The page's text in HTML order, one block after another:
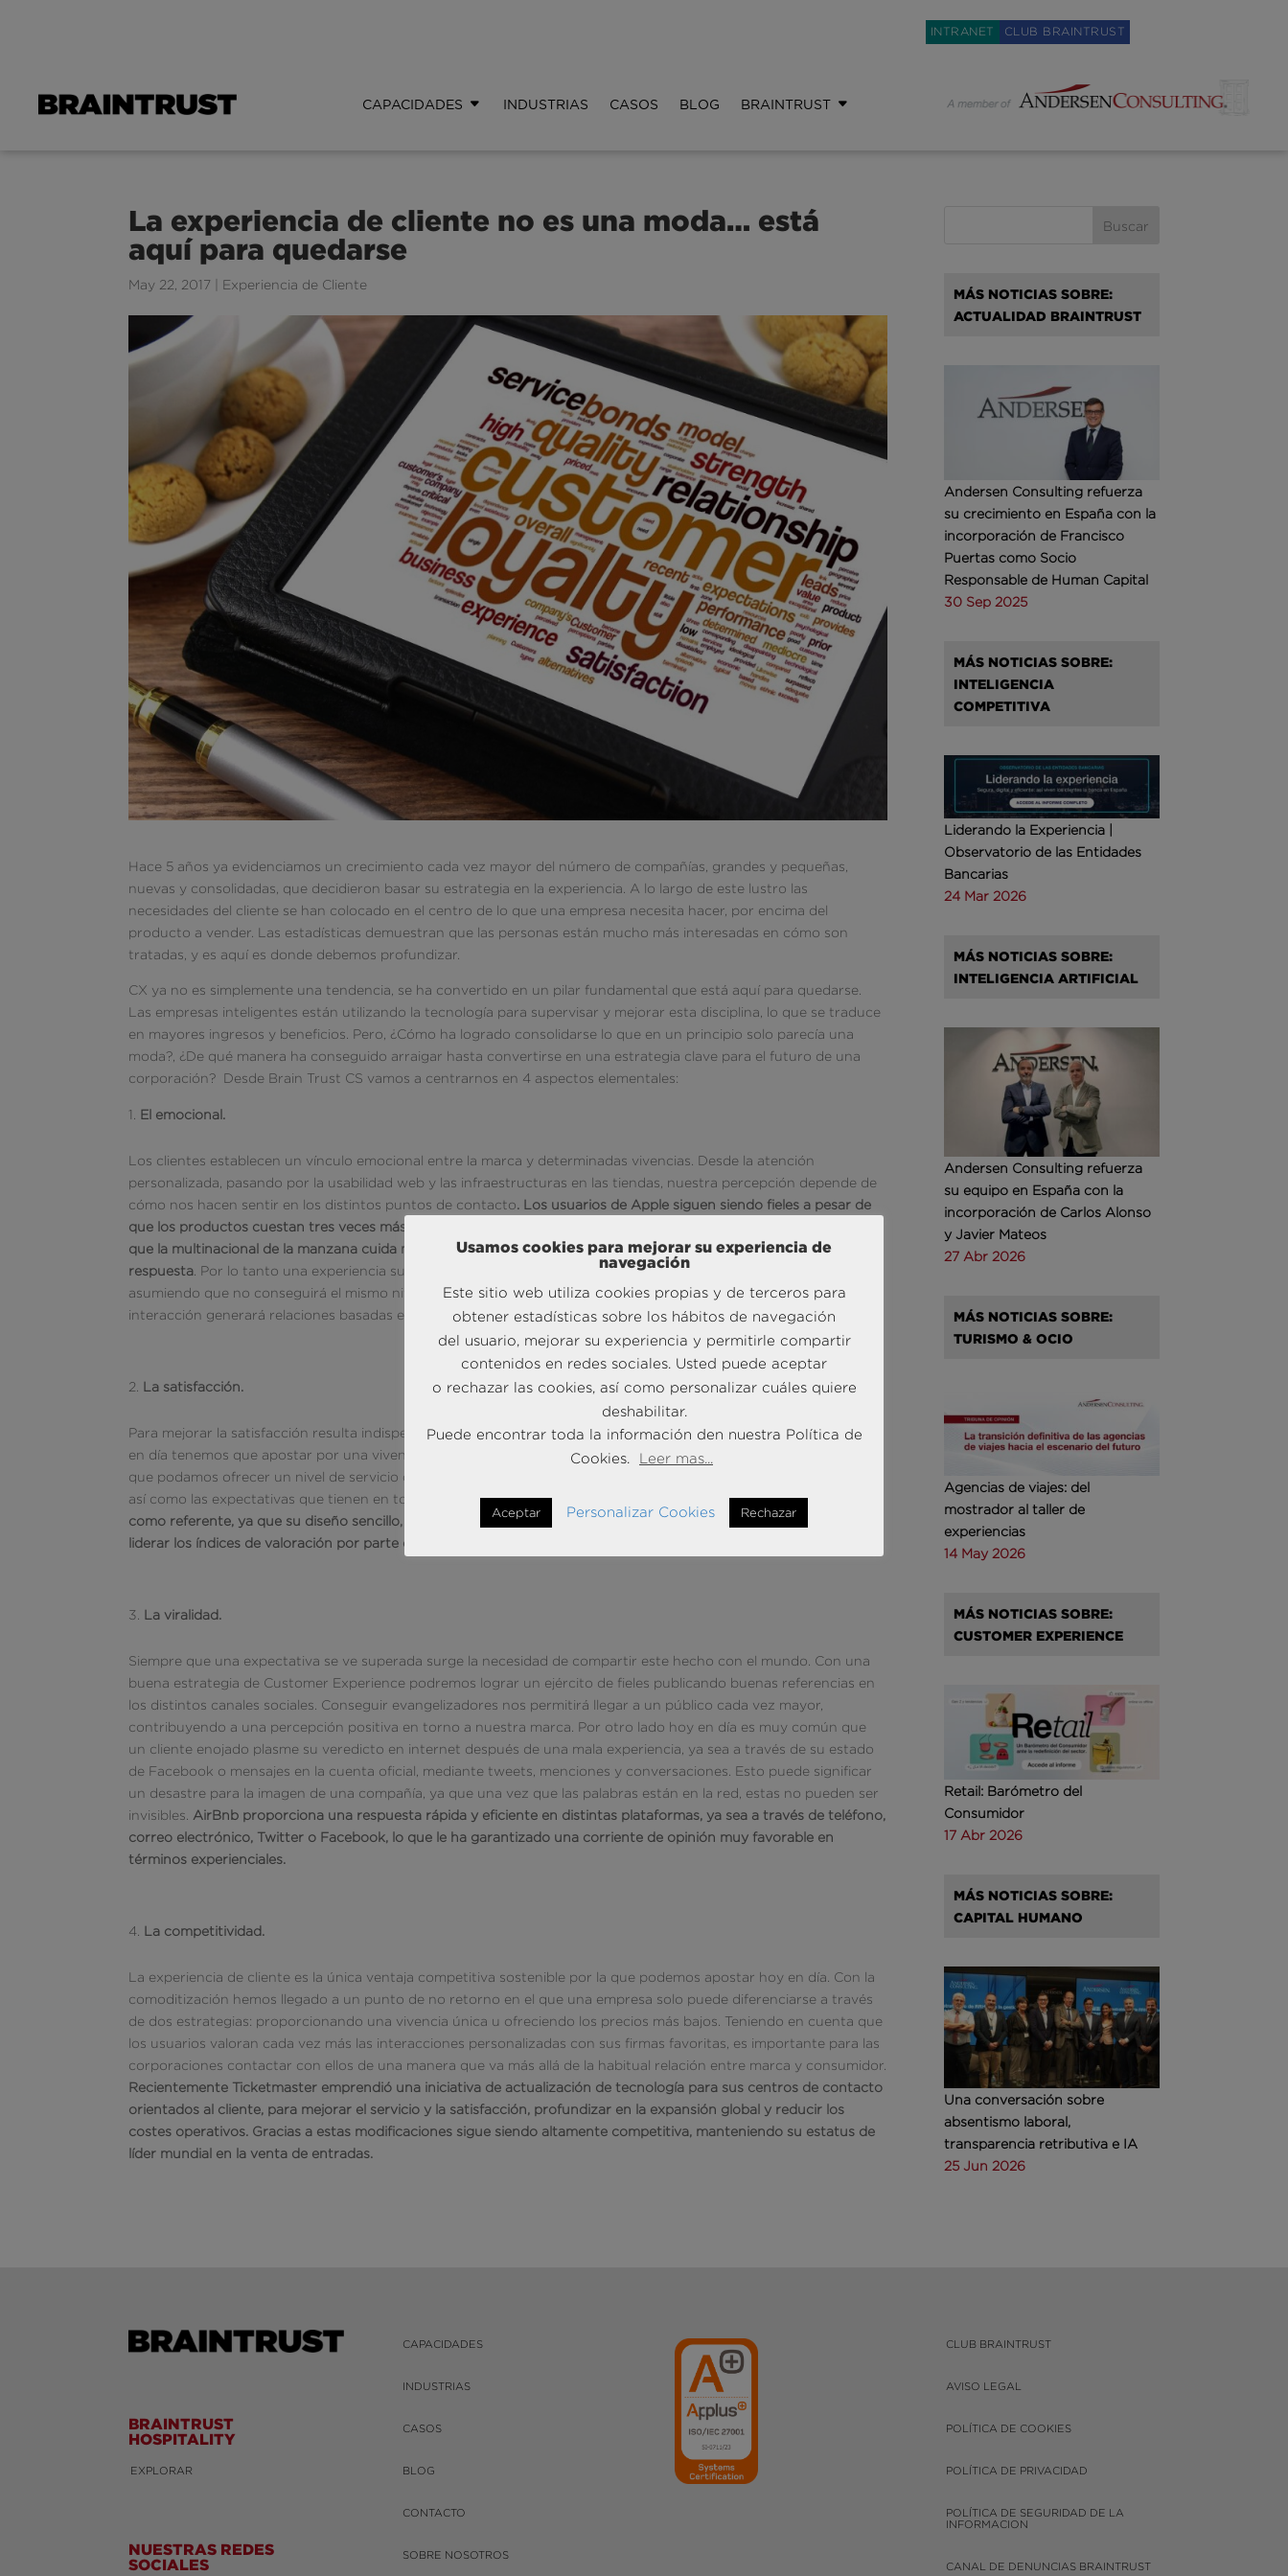
INTRANET CLUB BRAINTRUST
CAPACIDADES INDUSTRIAS CASOS BLOG BRAINTRUST
La experiencia de cliente no es una moda… está
aquí para quedarse
May 22, 2017 Experiencia de Cliente
Hace 5 años ya evidenciamos un crecimiento cada vez mayor del número de compañías, grandes y pequeñas,
nuevas y consolidadas, que decidieron basar su estrategia en la experiencia. A lo largo de este lustro las
necesidades del cliente se han colocado en el centro de lo que una empresa necesita hacer, por encima del
producto a vender. Las estadísticas demuestran que las personas están mucho más interesadas en cómo son
tratadas, y es aquí es donde debemos profundizar.
CX ya no es simplemente una tendencia, se ha convertido en un pilar fundamental que está aquí para quedarse.
Las empresas inteligentes están utilizando la tecnología para supervisar y mejorar esta disciplina, lo que se traduce
en mayores ingresos y beneficios. Pero, ¿Cómo ha logrado consolidarse lo que en un principio solo parecía una
moda?, ¿De qué manera ha conseguido arraigar hasta convertirse en una estrategia clave para el futuro de una
corporación? Desde Brain Trust CS vamos a centrarnos en 4 aspectos elementales:
El emocional.
Los clientes establecen un vínculo emocional entre la marca y determinadas vivencias. Desde la atención
personalizada, pasando por la usabilidad web y las infraestructuras en las tiendas, nuestra percepción depende de
cómo nos hacen sentir en los distintos puntos de contacto. Los usuarios de Apple siguen siendo fieles a pesar de
que los productos cuestan tres veces más que otros con características y prestaciones similares. Esto se debe a
que la multinacional de la manzana cuida mucho el ámbito emocional, obteniendo una enorme confianza como
respuesta . Por lo tanto una experiencia superior se convierte en una oferta irresistible para el consumidor,
asumiendo que no conseguirá el mismo nivel de calidad si acude a la competencia. Optimizar debidamente cada
interacción generará relaciones basadas en el compromiso e impulsará la repetición de compra.
La satisfacción.
Para mejorar la satisfacción resulta indispensable desarrollar una correcta estrategia basada en la experiencia. Hoy
en día tenemos que apostar por una vivencia que se desarrolle en todos y cada uno de los touchpoints, de modo
que podamos ofrecer un nivel de servicio óptimo. Por ello debemos conocer que demandan los distintos públicos,
así como las expectativas que tienen en torno a la marca.El caso de la App lanzada por BBVA es digno de tomar
como referente, ya que su diseño sencillo, facilidad de uso y disponibilidad en distintos dispositivos le han llevado a
liderar los índices de valoración por parte de sus clientes.
La viralidad.
Siempre que una expectativa se ve superada surge la necesidad de compartir este hecho con el mundo. Con una
buena estrategia de Customer Experience podremos lograr un ejército de fieles publicando buenas referencias en
los distintos canales sociales. Conseguir evangelizadores nos permitirá llegar a un público cada vez mayor,
contribuyendo a una percepción positiva en torno a nuestra marca. Por otro lado hoy en día es muy común que
un cliente enojado plasme su veredicto en internet después de una mala experiencia, ya sea a través de su estado
de Facebook o mensajes en la cuenta oficial, mediante tweets, menciones y conversaciones. Esto puede significar
un desastre para la imagen de una compañía, ya que una vez que las palabras están en la red, estas no pueden ser
invisibles. AirBnb proporciona una respuesta rápida y eficiente en distintas plataformas, ya sea a través de teléfono,
correo electrónico, Twitter o Facebook, lo que le ha garantizado una corriente de opinión muy favorable en
términos experienciales.
La competitividad.
La experiencia de cliente es la única ventaja competitiva sostenible por la que podemos apostar hoy en día. Con la
comoditización hemos llegado a un punto de no retorno en el que una empresa solo puede diferenciarse a través
de dos estrategias: proporcionando una vivencia única u ofreciendo los precios más bajos. Teniendo en cuenta que
los usuarios valoran cada vez más las interacciones personalizadas con sus firmas favoritas, es importante para las
corporaciones contactar con ellos de una manera que va más allá de la habitual relación entre marca y consumidor.
Recientemente Ticketmaster emprendió una iniciativa de actualización de tecnología para sus centros de contacto
orientados al cliente, para mejorar el servicio y la satisfacción, profundizar en la expansión global y reducir los
costes operativos. Gracias a estas modificaciones sigue siendo altamente competitiva, manteniendo su estatus de
líder mundial en la venta de entradas.
MÁS NOTICIAS SOBRE:
ACTUALIDAD BRAINTRUST
Andersen Consulting refuerza
su crecimiento en España con la
incorporación de Francisco
Puertas como Socio
Responsable de Human Capital
30 Sep 2025
MÁS NOTICIAS SOBRE:
INTELIGENCIA
COMPETITIVA
Liderando la Experiencia |
Observatorio de las Entidades
Bancarias
24 Mar 2026
MÁS NOTICIAS SOBRE:
INTELIGENCIA ARTIFICIAL
Andersen Consulting refuerza
su equipo en España con la
incorporación de Carlos Alonso
y Javier Mateos
27 Abr 2026
MÁS NOTICIAS SOBRE:
TURISMO & OCIO
Agencias de viajes: del
mostrador al taller de
experiencias
14 May 2026
MÁS NOTICIAS SOBRE:
CUSTOMER EXPERIENCE
Retail: Barómetro del
Consumidor
17 Abr 2026
MÁS NOTICIAS SOBRE:
CAPITAL HUMANO
Una conversación sobre
absentismo laboral,
transparencia retributiva e IA
25 Jun 2026
BRAINTRUST
HOSPITALITY
EXPLORAR
NUESTRAS REDES
SOCIALES
CAPACIDADES
INDUSTRIAS
CASOS
BLOG
CONTACTO
SOBRE NOSOTROS
CLUB BRAINTRUST
AVISO LEGAL
POLÍTICA DE COOKIES
POLÍTICA DE PRIVACIDAD
POLÍTICA DE SEGURIDAD DE LA
INFORMACION
CANAL DE DENUNCIAS BRAINTRUST
Usamos cookies para mejorar su experiencia de
navegación
Este sitio web utiliza cookies propias y de terceros para
obtener estadísticas sobre los hábitos de navegación
del usuario, mejorar su experiencia y permitirle compartir
contenidos en redes sociales. Usted puede aceptar
o rechazar las cookies, así como personalizar cuáles quiere
deshabilitar.
Puede encontrar toda la información den nuestra Política de
Cookies.
Leer mas...
Aceptar Personalizar Cookies Rechazar